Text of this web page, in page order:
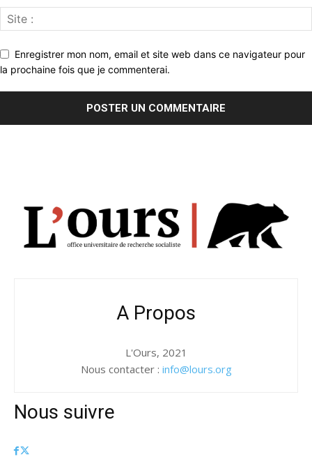
Enregistrer mon nom, email et site web dans ce navigateur pour
la prochaine fois que je commenterai.
A Propos
L'Ours, 2021
Nous contacter : info@lours.org
Nous suivre